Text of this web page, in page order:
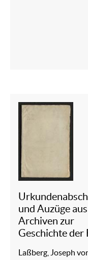
und Auzüge aus
Archiven zur
Geschichte der
Laßberg, Joseph